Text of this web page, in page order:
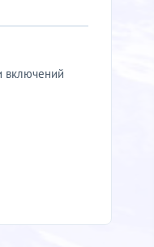
включений